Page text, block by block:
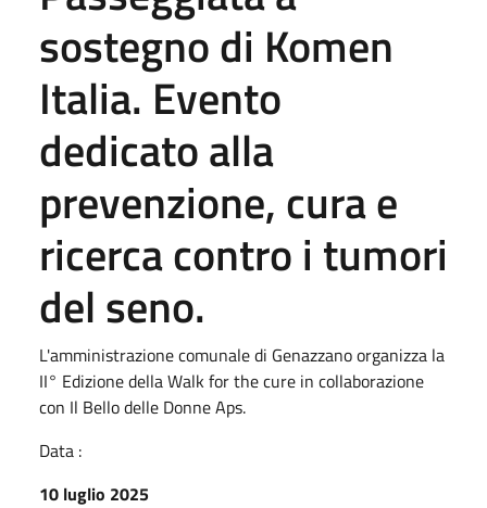
sostegno di Komen
Italia. Evento
dedicato alla
prevenzione, cura e
ricerca contro i tumori
del seno.
L'amministrazione comunale di Genazzano organizza la
II° Edizione della Walk for the cure in collaborazione
con Il Bello delle Donne Aps.
Data :
10 luglio 2025